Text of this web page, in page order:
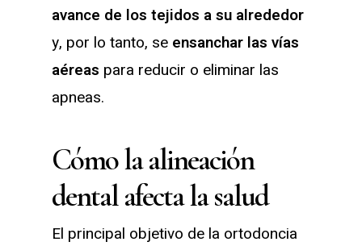
avance de los tejidos a su alrededor
y, por lo tanto, se ensanchar las vías
aéreas para reducir o eliminar las
apneas.
Cómo la alineación
dental afecta la salud
El principal objetivo de la ortodoncia